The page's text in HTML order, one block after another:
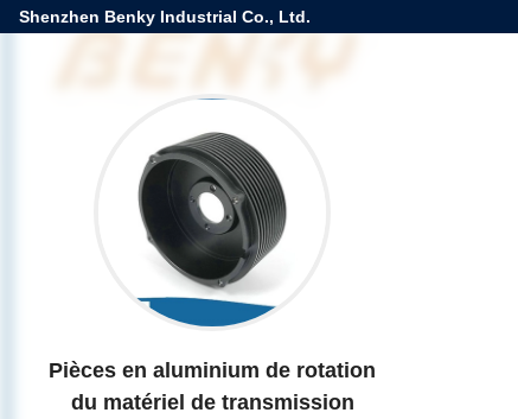
Shenzhen Benky Industrial Co., Ltd.
Pièces en aluminium de rotation
du matériel de transmission